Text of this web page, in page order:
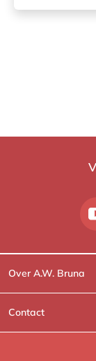
Over A.W. Bruna
Wat wij doen
Wie is Wie?
Contact